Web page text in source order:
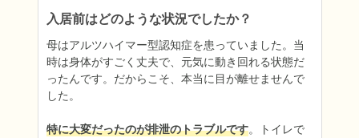
入居前はどのような状況でしたか？
母はアルツハイマー型認知症を患っていました。当
時は身体がすごく丈夫で、元気に動き回れる状態だ
ったんです。だからこそ、本当に目が離せませんで
した。
特に大変だったのが排泄のトラブルです。トイレで